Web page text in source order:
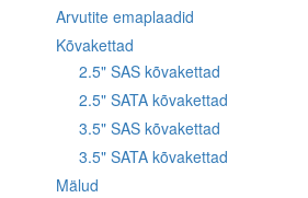
Arvutite emaplaadid
Kõvakettad
2.5" SAS kõvakettad
2.5" SATA kõvakettad
3.5" SAS kõvakettad
3.5" SATA kõvakettad
Mälud